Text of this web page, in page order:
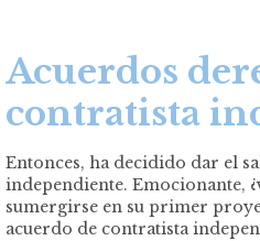
Acuerdos
contratista
Entonces, ha decidido dar el
independiente. Emocionante,
sumergirse en su primer
acuerdo de contratista